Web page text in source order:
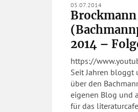
05.07.2014
2014 –
https://
Seit Jahren bloggt
über den
eigenen Blog und
für das